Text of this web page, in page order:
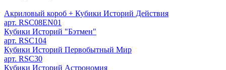
Акриловый короб + Кубики Историй Действия
арт. RSC08EN01
Кубики Историй "Бэтмен"
арт. RSC104
Кубики Историй Первобытный Мир
арт. RSC30
Кубики Историй Астрономия